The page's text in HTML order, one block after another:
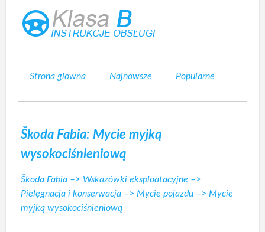
Strona glowna Najnowsze Popularne
Škoda Fabia: Mycie myjką
wysokociśnieniową
Škoda Fabia –> Wskazówki eksploatacyjne –>
Pielęgnacja i konserwacja –> Mycie pojazdu –> Mycie
myjką wysokociśnieniową